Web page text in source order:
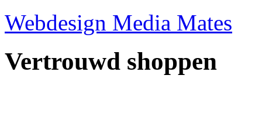
Webdesign Media Mates
Vertrouwd shoppen